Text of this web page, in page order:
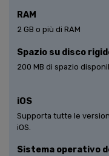
RAM
2 GB o più di RAM
Spazio su disco
200 MB di spazio
iOS
Supporta tutte le
iOS.
Sistema operativo